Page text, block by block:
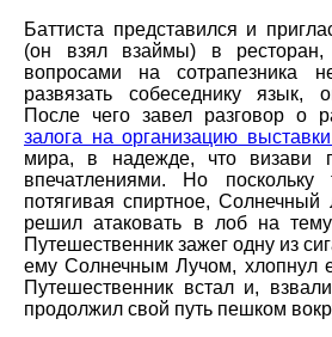
Баттиста представился и
(он взял взаймы) в ресторан,
вопросами на сотрапезника
развязать собеседнику язык,
После чего завел разговор о
залога на организацию
мира, в надежде, что визави
впечатлениями. Но
потягивая спиртное,
решил атаковать в лоб на
Путешественник зажег одну из
ему Солнечным Лучом, хлопнул
Путешественник встал и,
продолжил свой путь пешком